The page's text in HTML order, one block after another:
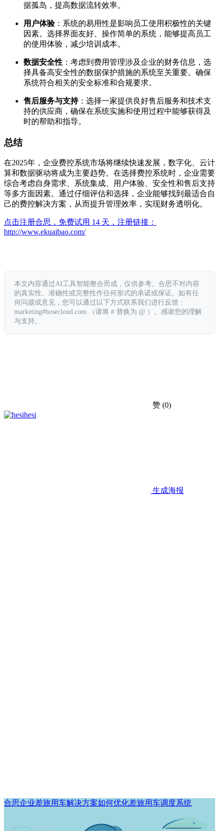
据孤岛，提高数据流转效率。
用户体验：系统的易用性是影响员工使用积极性的关键
因素。选择界面友好、操作简单的系统，能够提高员工
的使用体验，减少培训成本。
数据安全性 ：考虑到费用管理涉及企业的财务信息，选
择具备高安全性的数据保护措施的系统至关重要。确保
系统符合相关的安全标准和合规要求。
售后服务与支持：选择一家提供良好售后服务和技术支
持的供应商，确保在系统实施和使用过程中能够获得及
时的帮助和指导。
总结
在2025年，企业费控系统市场将继续快速发展，数字化、云计
算和数据驱动将成为主要趋势。在选择费控系统时，企业需要
综合考虑自身需求、系统集成、用户体验、安全性和售后支持
等多方面因素。通过仔细评估和选择，企业能够找到最适合自
己的费控解决方案，从而提升管理效率，实现财务透明化。
点击注册合思，免费试用 14 天，注册链接：
http://www.ekuaibao.com/
本文内容通过AI工具智能整合而成，仅供参考。合思不对内容
的真实性、准确性或完整性作任何形式的承诺或保证。如有任
何问题或意见，您可以通过以下方式联系我们进行反馈：
marketing#hosecloud.com （请将 # 替换为 @ ）。感谢您的理解
与支持。
赞 (0)
hesi
生成海报
合思企业差旅用车解决方案如何优化差旅用车调度系统